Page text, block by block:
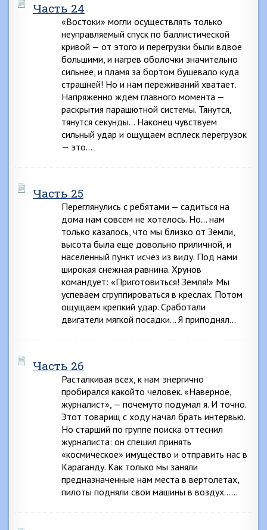
Часть 24
«Востоки» могли осуществлять только
неуправляемый спуск по баллистической
кривой — от этого и перегрузки были вдвое
большими, и нагрев оболочки значительно
сильнее, и пламя за бортом бушевало куда
страшней! Но и нам переживаний хватает.
Напряженно ждем главного момента —
раскрытия парашютной системы. Тянутся,
тянутся секунды… Наконец чувствуем
сильный удар и ощущаем всплеск перегрузок
— это…
Часть 25
Переглянулись с ребятами — садиться на
дома нам совсем не хотелось. Но… нам
только казалось, что мы близко от Земли,
высота была еще довольно приличной, и
населенный пункт исчез из виду. Под нами
широкая снежная равнина. Хрунов
командует: «Приготовиться! Земля!» Мы
успеваем сгруппироваться в креслах. Потом
ощущаем крепкий удар. Сработали
двигатели мягкой посадки… Я приподнял…
Часть 26
Расталкивая всех, к нам энергично
пробирался какойто человек. «Наверное,
журналист», — почемуто подумал я. И точно.
Этот товарищ с ходу начал брать интервью.
Но старший по группе поиска оттеснил
журналиста: он спешил принять
«космическое» имущество и отправить нас в
Караганду. Как только мы заняли
предназначенные нам места в вертолетах,
пилоты подняли свои машины в воздух……